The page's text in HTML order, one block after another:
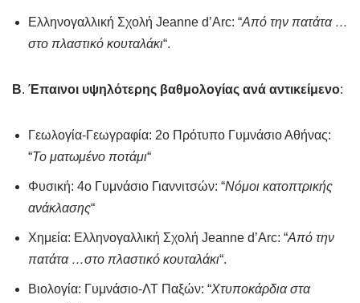
Ελληνογαλλική Σχολή Jeanne d’Arc: “Από την πατάτα …
στο πλαστικό κουταλάκι“.
Β. Έπαινοι υψηλότερης βαθμολογίας ανά αντικείμενο:
Γεωλογία-Γεωγραφία: 2ο Πρότυπο Γυμνάσιο Αθήνας:
“Το ματωμένο ποτάμι“
Φυσική: 4ο Γυμνάσιο Γιαννιτσών: “Νόμοι κατοπτρικής
ανάκλασης“
Χημεία: Ελληνογαλλική Σχολή Jeanne d’Arc: “Από την
πατάτα …στο πλαστικό κουταλάκι“.
Βιολογία: Γυμνάσιο-ΛΤ Παξών: “Χτυποκάρδια στα